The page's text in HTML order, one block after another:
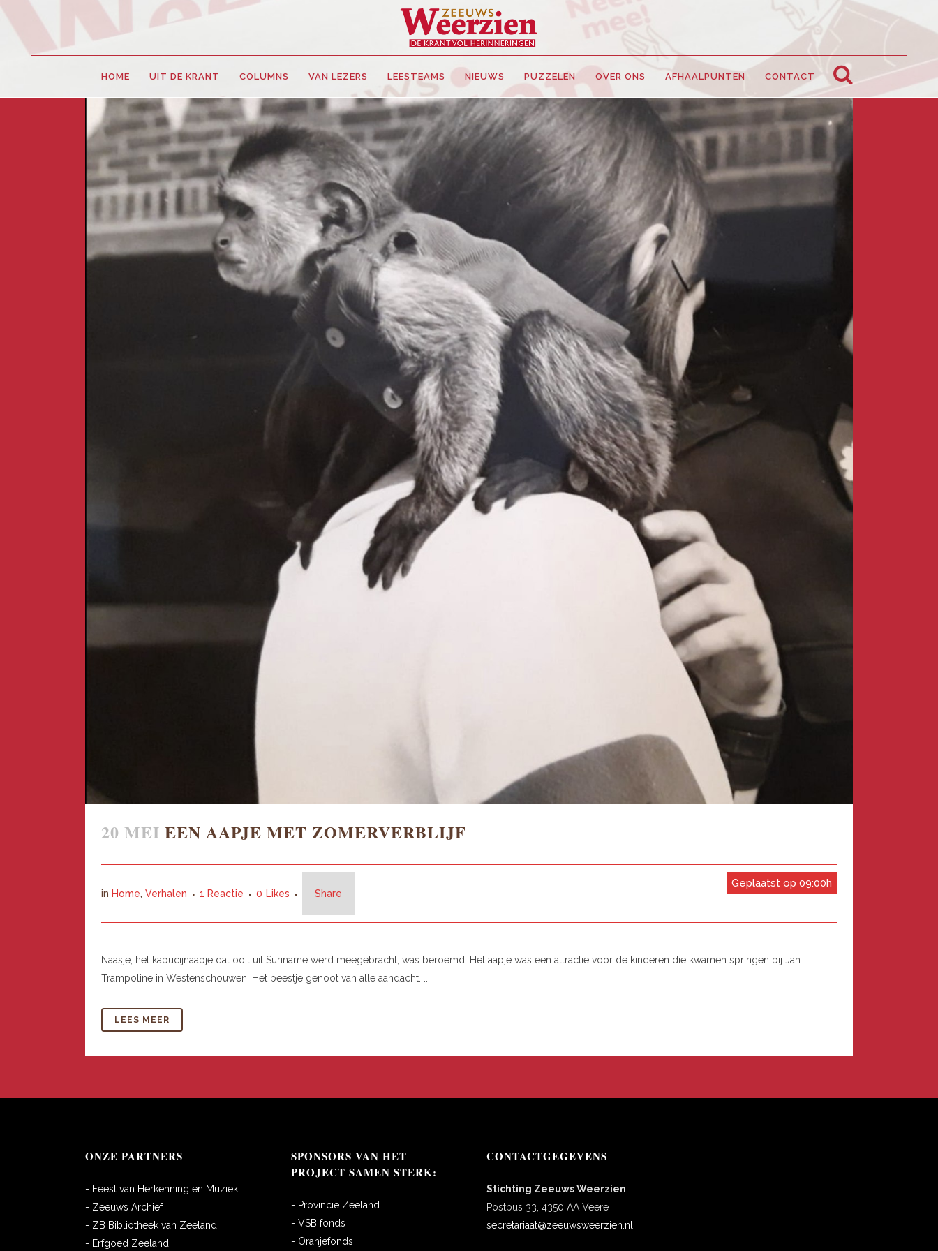
HOME UIT DE KRANT COLUMNS VAN LEZERS LEESTEAMS NIEUWS PUZZELEN OVER ONS AFHAALPUNTEN CONTACT
20 MEI EEN AAPJE MET ZOMERVERBLIJF
Geplaatst op 09:00h
in Home, Verhalen 1 Reactie 0 Likes Share
Naasje, het kapucijnaapje dat ooit uit Suriname werd meegebracht, was beroemd. Het aapje was een attractie voor de kinderen die kwamen springen bij Jan
Trampoline in Westenschouwen. Het beestje genoot van alle aandacht. ...
LEES MEER
ONZE PARTNERS
- Feest van Herkenning en Muziek
- Zeeuws Archief
- ZB Bibliotheek van Zeeland
- Erfgoed Zeeland
SPONSORS VAN HET
PROJECT SAMEN STERK:
- Provincie Zeeland
- VSB fonds
- Oranjefonds
CONTACTGEGEVENS
Stichting Zeeuws Weerzien
Postbus 33, 4350 AA Veere
secretariaat@zeeuwsweerzien.nl